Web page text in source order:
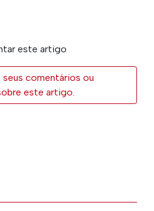
este artigo
comentários ou
este artigo.